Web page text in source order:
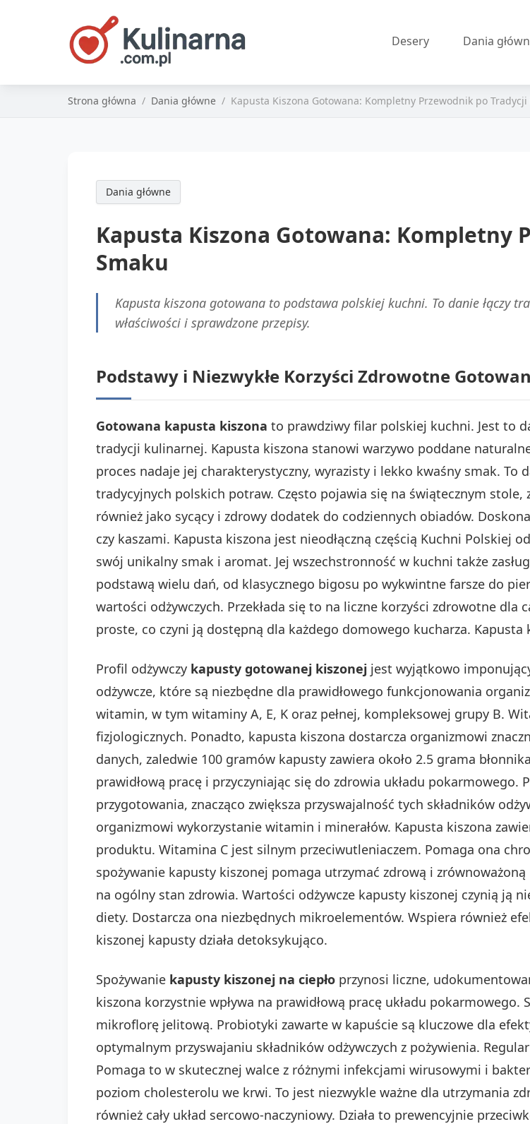
Desery Dania
Strona główna Dania główne Kapusta Kiszona Gotowana: Kompletny Przewodnik po Tradycji
Dania główne
Kapusta Kiszona Gotowana: Kompletny
Smaku
Kapusta kiszona gotowana to podstawa polskiej kuchni. To danie łączy
właściwości i sprawdzone przepisy.
Podstawy i Niezwykłe Korzyści Zdrowotne
Gotowana kapusta kiszona to prawdziwy filar polskiej kuchni. Jest to
tradycji kulinarnej. Kapusta kiszona stanowi warzywo poddane
proces nadaje jej charakterystyczny, wyrazisty i lekko kwaśny smak.
tradycyjnych polskich potraw. Często pojawia się na świątecznym stole,
również jako sycący i zdrowy dodatek do codziennych obiadów.
czy kaszami. Kapusta kiszona jest nieodłączną częścią Kuchni Polskiej
swój unikalny smak i aromat. Jej wszechstronność w kuchni także
podstawą wielu dań, od klasycznego bigosu po wykwintne farsze do
wartości odżywczych. Przekłada się to na liczne korzyści zdrowotne
proste, co czyni ją dostępną dla każdego domowego kucharza.
Profil odżywczy kapusty gotowanej kiszonej jest wyjątkowo
odżywcze, które są niezbędne dla prawidłowego funkcjonowania
witamin, w tym witaminy A, E, K oraz pełnej, kompleksowej grupy B.
fizjologicznych. Ponadto, kapusta kiszona dostarcza organizmowi
danych, zaledwie 100 gramów kapusty zawiera około 2.5 grama
prawidłową pracę i przyczyniając się do zdrowia układu pokarmowego.
przygotowania, znacząco zwiększa przyswajalność tych składników
organizmowi wykorzystanie witamin i minerałów. Kapusta kiszona
produktu. Witamina C jest silnym przeciwutleniaczem. Pomaga ona
spożywanie kapusty kiszonej pomaga utrzymać zdrową i
na ogólny stan zdrowia. Wartości odżywcze kapusty kiszonej czynią ją
diety. Dostarcza ona niezbędnych mikroelementów. Wspiera również
kiszonej kapusty działa detoksykująco.
Spożywanie kapusty kiszonej na ciepło przynosi liczne,
kiszona korzystnie wpływa na prawidłową pracę układu
mikroflorę jelitową. Probiotyki zawarte w kapuście są kluczowe dla
optymalnym przyswajaniu składników odżywczych z pożywienia.
Pomaga to w skutecznej walce z różnymi infekcjami wirusowymi i
poziom cholesterolu we krwi. To jest niezwykle ważne dla utrzymania
również cały układ sercowo-naczyniowy. Działa to prewencyjnie